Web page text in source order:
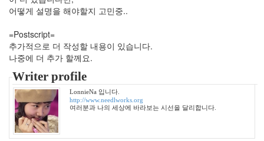
어떻게 설명을 해야할지 고민중..
=Postscript=
추가적으로 더 작성할 내용이 있습니다.
나중에 더 추가 할께요.
Writer profile
LonnieNa 입니다.
http://www.needlworks.org
여러분과 나의 세상에 바라보는 시선을 달리합니다.
년
1
월
42
2006
년
2
월
45
2006
년
3